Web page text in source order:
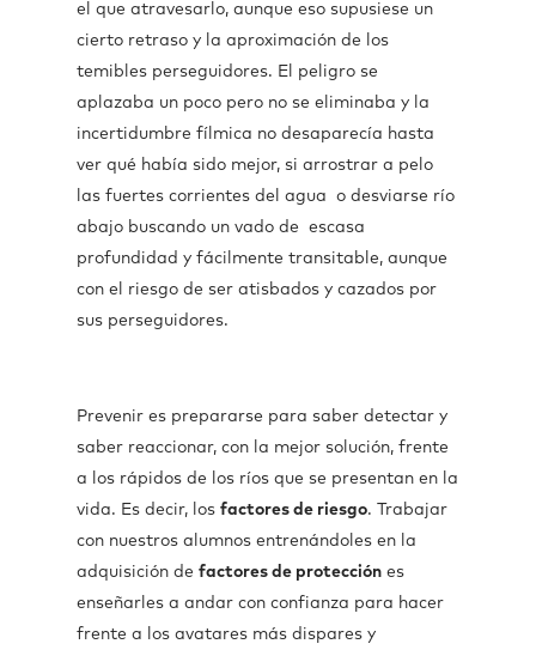
el que atravesarlo, aunque eso supusiese un
cierto retraso y la aproximación de los
temibles perseguidores. El peligro se
aplazaba un poco pero no se eliminaba y la
incertidumbre fílmica no desaparecía hasta
ver qué había sido mejor, si arrostrar a pelo
las fuertes corrientes del agua o desviarse río
abajo buscando un vado de escasa
profundidad y fácilmente transitable, aunque
con el riesgo de ser atisbados y cazados por
sus perseguidores.
Prevenir es prepararse para saber detectar y
saber reaccionar, con la mejor solución, frente
a los rápidos de los ríos que se presentan en la
vida. Es decir, los factores de riesgo. Trabajar
con nuestros alumnos entrenándoles en la
adquisición de factores de protección es
enseñarles a andar con confianza para hacer
frente a los avatares más dispares y